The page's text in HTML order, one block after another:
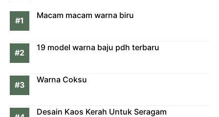
Macam macam warna biru
19 model warna baju pdh terbaru
Warna Coksu
Desain Kaos Kerah Untuk Seragam